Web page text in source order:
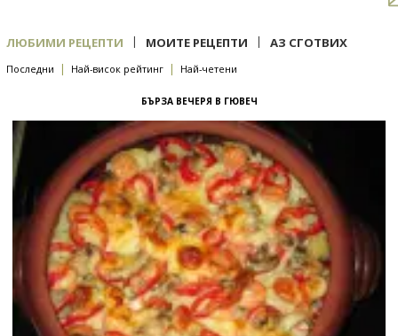
ЛЮБИМИ РЕЦЕПТИ | МОИТЕ РЕЦЕПТИ | АЗ СГОТВИХ
Последни | Най-висок рейтинг | Най-четени
БЪРЗА ВЕЧЕРЯ В ГЮВЕЧ